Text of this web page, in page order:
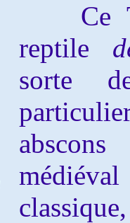
Ce
reptile
sorte
médiéval